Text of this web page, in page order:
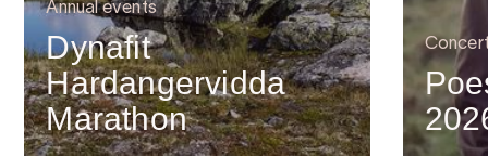
Annual events
Dynafit
Hardangervidda
Marathon